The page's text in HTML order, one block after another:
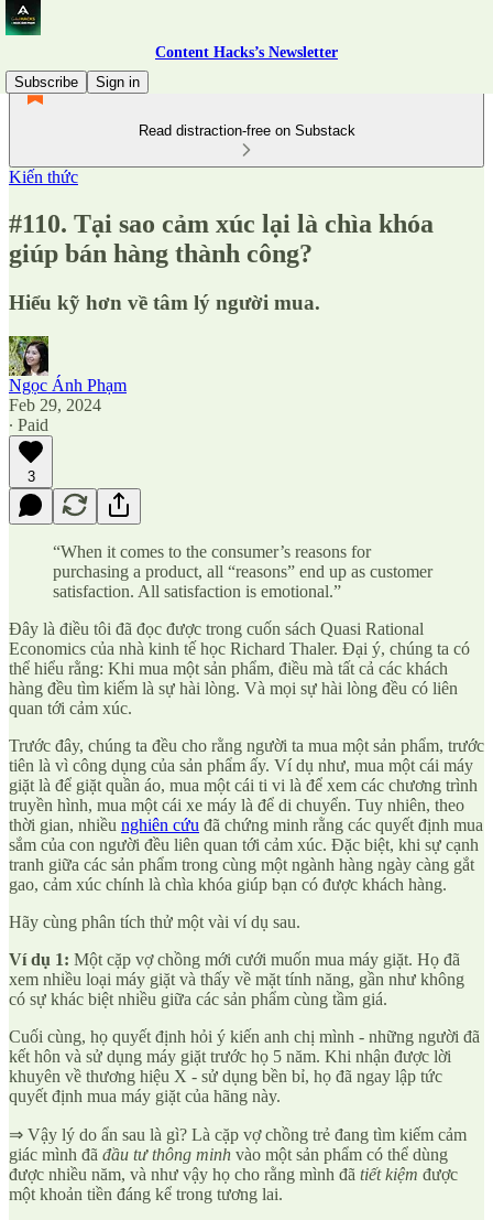
Content Hacks’s Newsletter
Subscribe
Sign in
Read distraction-free on Substack
Kiến thức
#110. Tại sao cảm xúc lại là chìa khóa
giúp bán hàng thành công?
Hiểu kỹ hơn về tâm lý người mua.
Ngọc Ánh Phạm
Feb 29, 2024
∙ Paid
3
“When it comes to the consumer’s reasons for
purchasing a product, all “reasons” end up as customer
satisfaction. All satisfaction is emotional.”
Đây là điều tôi đã đọc được trong cuốn sách Quasi Rational
Economics của nhà kinh tế học Richard Thaler. Đại ý, chúng ta có
thể hiểu rằng: Khi mua một sản phẩm, điều mà tất cả các khách
hàng đều tìm kiếm là sự hài lòng. Và mọi sự hài lòng đều có liên
quan tới cảm xúc.
Trước đây, chúng ta đều cho rằng người ta mua một sản phẩm, trước
tiên là vì công dụng của sản phẩm ấy. Ví dụ như, mua một cái máy
giặt là để giặt quần áo, mua một cái ti vi là để xem các chương trình
truyền hình, mua một cái xe máy là để di chuyển. Tuy nhiên, theo
thời gian, nhiều nghiên cứu đã chứng minh rằng các quyết định mua
sắm của con người đều liên quan tới cảm xúc. Đặc biệt, khi sự cạnh
tranh giữa các sản phẩm trong cùng một ngành hàng ngày càng gắt
gao, cảm xúc chính là chìa khóa giúp bạn có được khách hàng.
Hãy cùng phân tích thử một vài ví dụ sau.
Ví dụ 1: Một cặp vợ chồng mới cưới muốn mua máy giặt. Họ đã
xem nhiều loại máy giặt và thấy về mặt tính năng, gần như không
có sự khác biệt nhiều giữa các sản phẩm cùng tầm giá.
Cuối cùng, họ quyết định hỏi ý kiến anh chị mình - những người đã
kết hôn và sử dụng máy giặt trước họ 5 năm. Khi nhận được lời
khuyên về thương hiệu X - sử dụng bền bỉ, họ đã ngay lập tức
quyết định mua máy giặt của hãng này.
⇒ Vậy lý do ẩn sau là gì? Là cặp vợ chồng trẻ đang tìm kiếm cảm
giác mình đã đầu tư thông minh vào một sản phẩm có thể dùng
được nhiều năm, và như vậy họ cho rằng mình đã tiết kiệm được
một khoản tiền đáng kể trong tương lai.